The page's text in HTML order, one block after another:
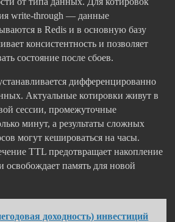
write-through — данные
в Redis и в основную базу
консистентность и позволяет
состояние после сбоев.
дифференцированно
Актуальные котировки живут в
сессии, промежуточные
минут, а результаты сложных
могут кешироваться на часы.
TTL предотвращает накопление
освобождает память для новой
доходность) инвестиций